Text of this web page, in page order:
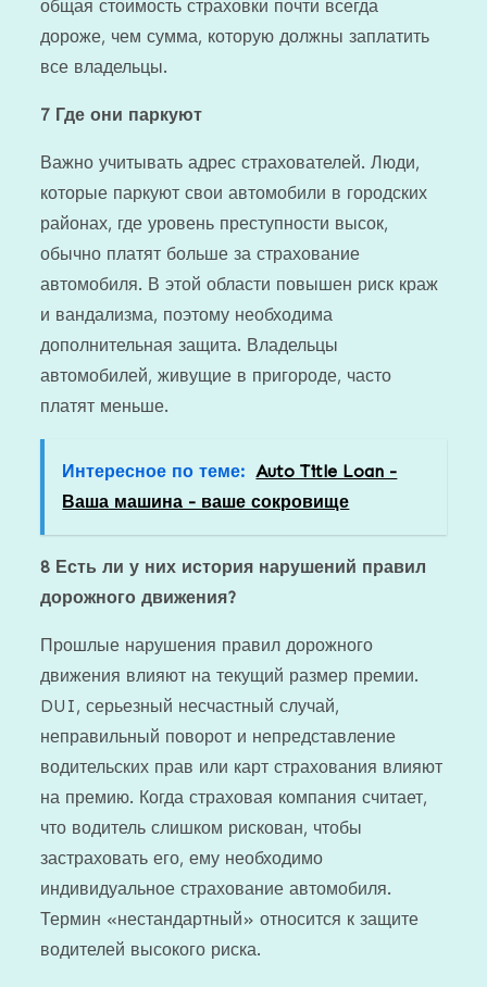
общая стоимость страховки почти всегда
дороже, чем сумма, которую должны заплатить
все владельцы.
7 Где они паркуют
Важно учитывать адрес страхователей. Люди,
которые паркуют свои автомобили в городских
районах, где уровень преступности высок,
обычно платят больше за страхование
автомобиля. В этой области повышен риск краж
и вандализма, поэтому необходима
дополнительная защита. Владельцы
автомобилей, живущие в пригороде, часто
платят меньше.
Интересное по теме: Auto Title Loan -
Ваша машина - ваше сокровище
8 Есть ли у них история нарушений правил
дорожного движения?
Прошлые нарушения правил дорожного
движения влияют на текущий размер премии.
DUI, серьезный несчастный случай,
неправильный поворот и непредставление
водительских прав или карт страхования влияют
на премию. Когда страховая компания считает,
что водитель слишком рискован, чтобы
застраховать его, ему необходимо
индивидуальное страхование автомобиля.
Термин «нестандартный» относится к защите
водителей высокого риска.